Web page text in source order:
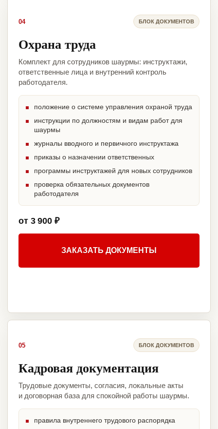
04 БЛОК ДОКУМЕНТОВ
Охрана труда
Комплект для сотрудников шаурмы: инструктажи,
ответственные лица и внутренний контроль
работодателя.
положение о системе управления охраной труда
инструкции по должностям и видам работ для
шаурмы
журналы вводного и первичного инструктажа
приказы о назначении ответственных
программы инструктажей для новых сотрудников
проверка обязательных документов
работодателя
от 3 900 ₽
ЗАКАЗАТЬ ДОКУМЕНТЫ
05 БЛОК ДОКУМЕНТОВ
Кадровая документация
Трудовые документы, согласия, локальные акты
и договорная база для спокойной работы шаурмы.
правила внутреннего трудового распорядка